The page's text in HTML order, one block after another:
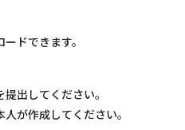
ドできます。
出してください。
が作成してください。